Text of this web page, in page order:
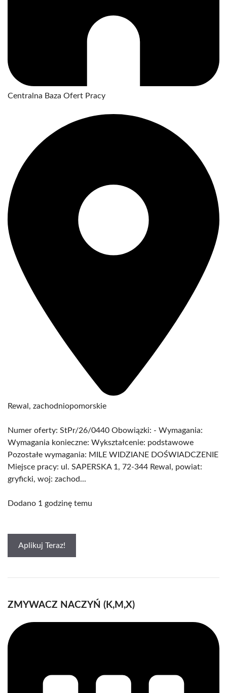
Centralna Baza Ofert Pracy
Rewal, zachodniopomorskie
Numer oferty: StPr/26/0440 Obowiązki: - Wymagania:
Wymagania konieczne: Wykształcenie: podstawowe
Pozostałe wymagania: MILE WIDZIANE DOŚWIADCZENIE
Miejsce pracy: ul. SAPERSKA 1, 72-344 Rewal, powiat:
gryficki, woj: zachod...
Dodano 1 godzinę temu
Aplikuj Teraz!
ZMYWACZ NACZYŃ (K,M,X)